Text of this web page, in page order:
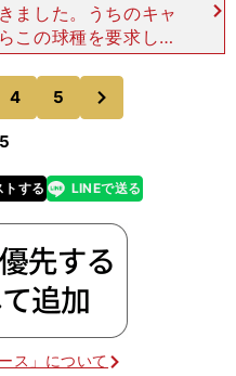
ました。うちのキャ
この球種を要求して
ャーについては『意
高いから、このカウ
と
4 5
する
line LINEで送る
ス」について